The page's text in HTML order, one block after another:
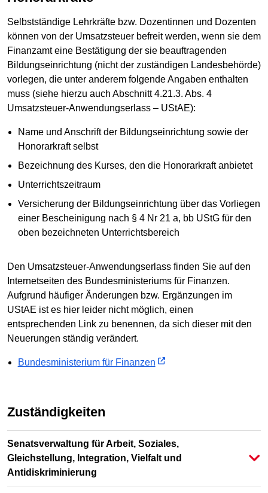
Selbstständige Lehrkräfte bzw. Dozentinnen und Dozenten
können von der Umsatzsteuer befreit werden, wenn sie dem
Finanzamt eine Bestätigung der sie beauftragenden
Bildungseinrichtung (nicht der zuständigen Landesbehörde)
vorlegen, die unter anderem folgende Angaben enthalten
muss (siehe hierzu auch Abschnitt 4.21.3. Abs. 4
Umsatzsteuer-Anwendungserlass – UStAE):
Name und Anschrift der Bildungseinrichtung sowie der
Honorarkraft selbst
Bezeichnung des Kurses, den die Honorarkraft anbietet
Unterrichtszeitraum
Versicherung der Bildungseinrichtung über das Vorliegen
einer Bescheinigung nach § 4 Nr 21 a, bb UStG für den
oben bezeichneten Unterrichtsbereich
Den Umsatzsteuer-Anwendungserlass finden Sie auf den
Internetseiten des Bundesministeriums für Finanzen.
Aufgrund häufiger Änderungen bzw. Ergänzungen im
UStAE ist es hier leider nicht möglich, einen
entsprechenden Link zu benennen, da sich dieser mit den
Neuerungen ständig verändert.
Bundesministerium für Finanzen
Zuständigkeiten
Senatsverwaltung für Arbeit, Soziales,
Gleichstellung, Integration, Vielfalt und
Antidiskriminierung